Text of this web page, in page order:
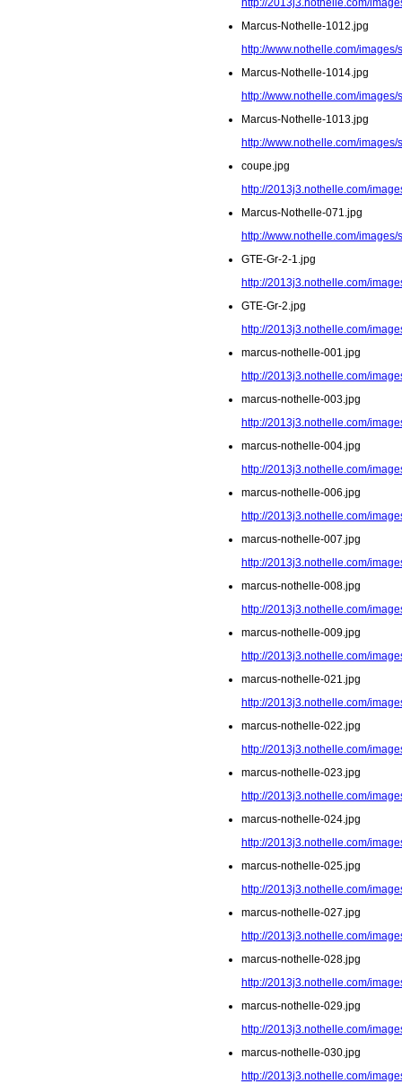
http://2013j3.nothelle.com/
Marcus-Nothelle-1012.jpg
http://www.nothelle.com/
Marcus-Nothelle-1014.jpg
http://www.nothelle.com/
Marcus-Nothelle-1013.jpg
http://www.nothelle.com/
coupe.jpg
http://2013j3.nothelle.com/
Marcus-Nothelle-071.jpg
http://www.nothelle.com/
GTE-Gr-2-1.jpg
http://2013j3.nothelle.com/
GTE-Gr-2.jpg
http://2013j3.nothelle.com/
marcus-nothelle-001.jpg
http://2013j3.nothelle.com/
marcus-nothelle-003.jpg
http://2013j3.nothelle.com/
marcus-nothelle-004.jpg
http://2013j3.nothelle.com/
marcus-nothelle-006.jpg
http://2013j3.nothelle.com/
marcus-nothelle-007.jpg
http://2013j3.nothelle.com/
marcus-nothelle-008.jpg
http://2013j3.nothelle.com/
marcus-nothelle-009.jpg
http://2013j3.nothelle.com/
marcus-nothelle-021.jpg
http://2013j3.nothelle.com/
marcus-nothelle-022.jpg
http://2013j3.nothelle.com/
marcus-nothelle-023.jpg
http://2013j3.nothelle.com/
marcus-nothelle-024.jpg
http://2013j3.nothelle.com/
marcus-nothelle-025.jpg
http://2013j3.nothelle.com/
marcus-nothelle-027.jpg
http://2013j3.nothelle.com/
marcus-nothelle-028.jpg
http://2013j3.nothelle.com/
marcus-nothelle-029.jpg
http://2013j3.nothelle.com/
marcus-nothelle-030.jpg
http://2013j3.nothelle.com/